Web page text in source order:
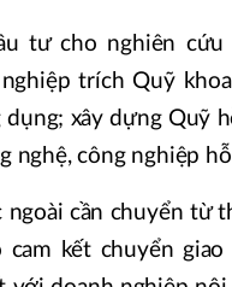
tư cho nghiên
trích Quỹ
xây dựng Quỹ
nghệ, công nghiệp
cần chuyển từ
kết chuyển